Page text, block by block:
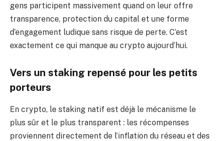
gens participent massivement quand on leur offre
transparence, protection du capital et une forme
d’engagement ludique sans risque de perte. C’est
exactement ce qui manque au crypto aujourd’hui.
Vers un staking repensé pour les petits
porteurs
En crypto, le staking natif est déjà le mécanisme le
plus sûr et le plus transparent : les récompenses
proviennent directement de l’inflation du réseau et des